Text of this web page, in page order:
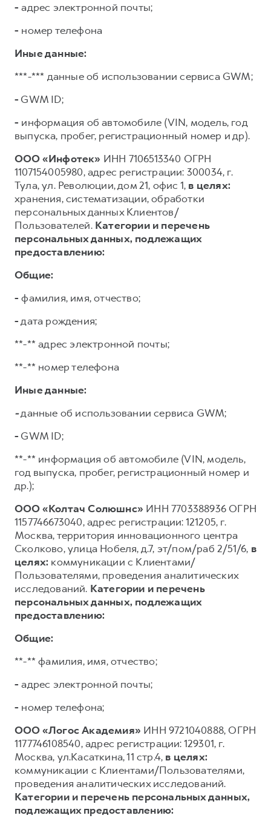
- адрес электронной почты;
- номер телефона
Иные данные:
***-*** данные об использовании сервиса GWM;
- GWM ID;
- информация об автомобиле (VIN, модель, год
выпуска, пробег, регистрационный номер и др).
ООО «Инфотек» ИНН 7106513340 ОГРН
1107154005980, адрес регистрации: 300034, г.
Тула, ул. Революции, дом 21, офис 1, в целях:
хранения, систематизации, обработки
персональных данных Клиентов/
Пользователей. Категории и перечень
персональных данных, подлежащих
предоставлению:
Общие:
- фамилия, имя, отчество;
-дата рождения;
**-** адрес электронной почты;
**-** номер телефона
Иные данные:
-данные об использовании сервиса GWM;
- GWM ID;
**-** информация об автомобиле (VIN, модель,
год выпуска, пробег, регистрационный номер и
др.);
ООО «Колтач Солюшнс» ИНН 7703388936 ОГРН
1157746673040, адрес регистрации: 121205, г.
Москва, территория инновационного центра
Сколково, улица Нобеля, д.7, эт/пом/раб 2/51/6, в
целях: коммуникации с Клиентами/
Пользователями, проведения аналитических
исследований. Категории и перечень
персональных данных, подлежащих
предоставлению:
Общие:
**-** фамилия, имя, отчество;
- адрес электронной почты;
- номер телефона;
ООО «Логос Академия» ИНН 9721040888, ОГРН
1177746108540, адрес регистрации: 129301, г.
Москва, ул.Касаткина, 11 стр.4, в целях:
коммуникации с Клиентами/Пользователями,
проведения аналитических исследований.
Категории и перечень персональных данных,
подлежащих предоставлению: